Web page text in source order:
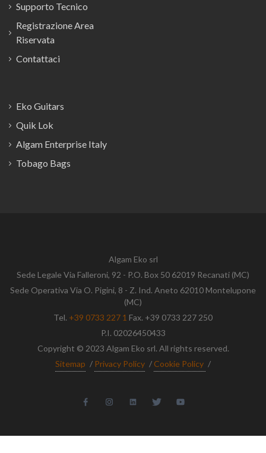
Supporto Tecnico
Registrazione Area
Riservata
Contattaci
Eko Guitars
Quik Lok
Algam Enterprise Italy
Tobago Bags
Algam Eko srl
Sede Legale Via Falleroni, 92 - P.O. Box 50 62019 Recanati (MC)
Sede Operativa Via O. Pigini, 8 - Z. Ind. Aneto 62010 Montelupone
(MC)
Tel. +39 0733 227 1 Fax. +39 0733 227 250
P.I. 02026450433
Copyright © 2023 Algam Eko srl. All rights reserved.
Sitemap / Privacy Policy / Cookie Policy /